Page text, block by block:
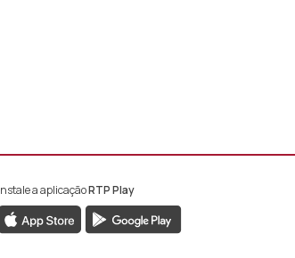
África
RTP África
da RTP África
a aplicaçãoRTP Play